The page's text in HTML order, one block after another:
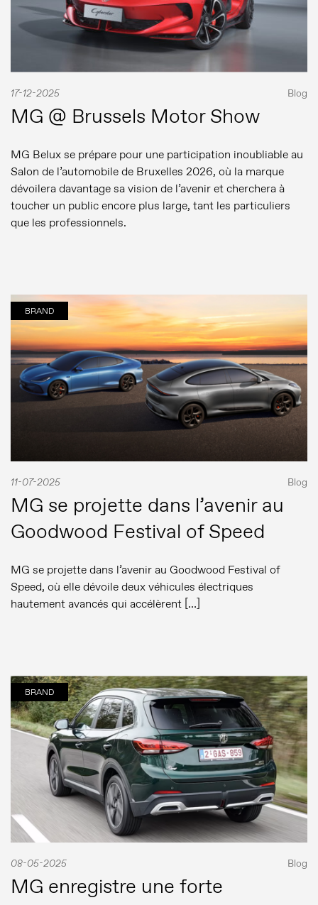
Communiqués de presse
17-12-2025 Blog
MG @ Brussels Motor Show
MG Belux se prépare pour une participation inoubliable au
Salon de l’automobile de Bruxelles 2026, où la marque
dévoilera davantage sa vision de l’avenir et cherchera à
toucher un public encore plus large, tant les particuliers
que les professionnels.
BRAND
11-07-2025 Blog
MG se projette dans l’avenir au
Goodwood Festival of Speed
MG se projette dans l’avenir au Goodwood Festival of
Speed, où elle dévoile deux véhicules électriques
hautement avancés qui accélèrent […]
BRAND
08-05-2025 Blog
MG enregistre une forte